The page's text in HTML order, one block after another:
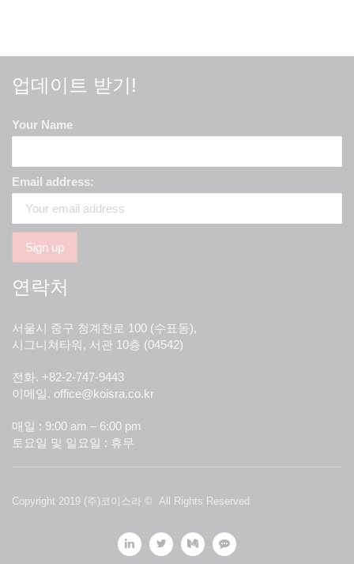
업데이트 받기!
Your Name
Email address:
연락처
서울시 중구 청계천로 100 (수표동),
시그니쳐타워, 서관 10층 (04542)
전화. +82-2-747-9443
이메일. office@koisra.co.kr
매일 : 9:00 am – 6:00 pm
토요일 및 일요일 : 휴무
Copyright 2019 (주)코이스라 © All Rights Reserved